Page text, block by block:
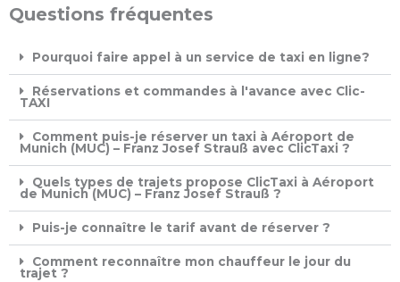
Questions fréquentes
Pourquoi faire appel à un service de taxi en ligne?
Réservations et commandes à l'avance avec Clic-
TAXI ​
Comment puis-je réserver un taxi à Aéroport de
Munich (MUC) – Franz Josef Strauß avec ClicTaxi ?
Quels types de trajets propose ClicTaxi à Aéroport
de Munich (MUC) – Franz Josef Strauß ?
Puis-je connaître le tarif avant de réserver ?
Comment reconnaître mon chauffeur le jour du
trajet ?